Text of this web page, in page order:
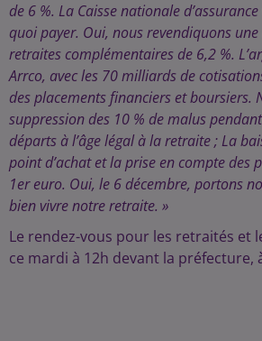
de 6 %. La Caisse nationale
quoi payer. Oui, nous revendiquons
retraites complémentaires de 6,2 %.
Arrco, avec les 70 milliards de
des placements financiers et boursiers.
suppression des 10 % de malus
départs à l’âge légal à la retraite ; La
point d’achat et la prise en compte des
1er euro. Oui, le 6 décembre, portons
bien vivre notre retraite. »
Le rendez-vous pour les retraités et
ce mardi à 12h devant la préfecture,